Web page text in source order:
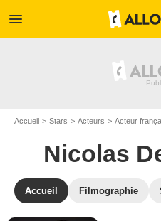
menu
Accueil Stars Acteurs Acteur
Nicolas
Accueil Filmographie